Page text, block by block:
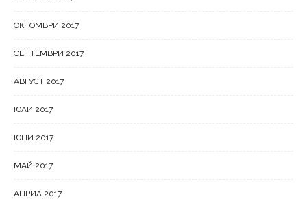
ОКТОМВРИ 2017
СЕПТЕМВРИ 2017
АВГУСТ 2017
ЮЛИ 2017
ЮНИ 2017
МАЙ 2017
АПРИЛ 2017